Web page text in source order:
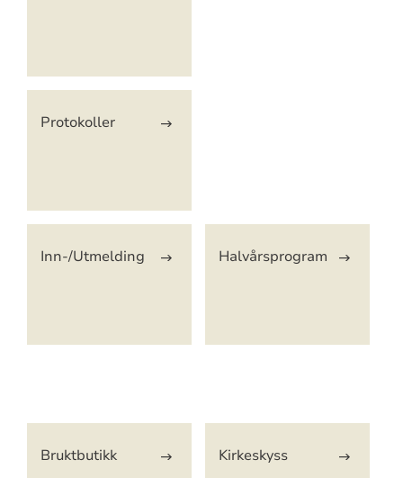
Protokoller
Inn-/Utmelding Halvårsprogram
Bruktbutikk Kirkeskyss